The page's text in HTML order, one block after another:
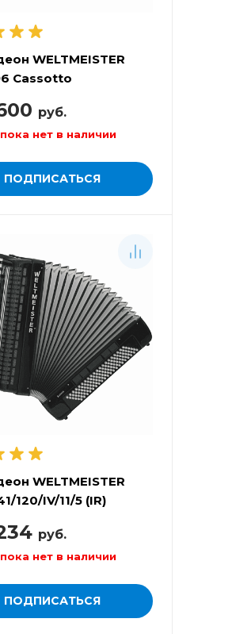
WELTMEISTER
Cassotto
руб.
нет в наличии
ПОДПИСАТЬСЯ
WELTMEISTER
120/IV/11/5 (IR)
руб.
нет в наличии
ПОДПИСАТЬСЯ